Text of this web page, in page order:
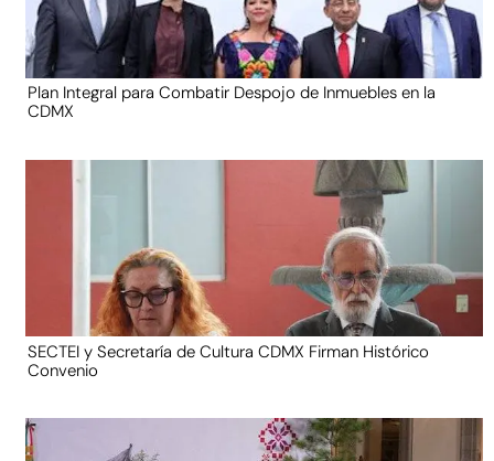
Plan Integral para Combatir Despojo de Inmuebles en la
CDMX
SECTEI y Secretaría de Cultura CDMX Firman Histórico
Convenio